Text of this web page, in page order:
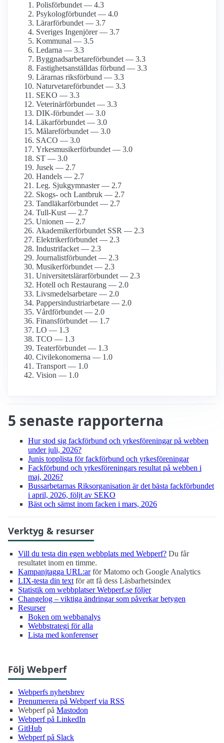
Polisförbundet — 4.3
Psykolog­förbundet — 4.0
Lärarförbundet — 3.7
Sveriges Ingenjörer — 3.7
Kommunal — 3.5
Ledarna — 3.3
Byggnadsarbetare­förbundet — 3.3
Fastighets­anställdas förbund — 3.3
Lärarnas riksförbund — 3.3
Naturvetare­förbundet — 3.3
SEKO — 3.3
Veterinärförbundet — 3.3
DIK-förbundet — 3.0
Läkarförbundet — 3.0
Målare­förbundet — 3.0
SACO — 3.0
Yrkesmusiker­förbundet — 3.0
ST — 3.0
Jusek — 2.7
Handels — 2.7
Leg. Sjukgymnaster — 2.7
Skogs- och Lantbruk — 2.7
Tandläkar­förbundet — 2.7
Tull-Kust — 2.7
Unionen — 2.7
Akademiker­förbundet SSR — 2.3
Elektriker­förbundet — 2.3
Industrifacket — 2.3
Journalist­förbundet — 2.3
Musiker­förbundet — 2.3
Universitetslärar­förbundet — 2.3
Hotell och Restaurang — 2.0
Livsmedels­arbetare — 2.0
Pappersindustri­arbetare — 2.0
Vårdförbundet — 2.0
Finans­förbundet — 1.7
LO — 1.3
TCO — 1.3
Teater­förbundet — 1.3
Civil­ekonomerna — 1.0
Transport — 1.0
Vision — 1.0
5 senaste rapporterna
Hur stod sig fackförbund och yrkesföreningar på webben
under juli, 2026?
Junis topplista för fackförbund och yrkesföreningar
Fackförbund och yrkesföreningars resultat på webben i
maj, 2026?
Bussarbetarnas Riksorganisation är det bästa fackförbundet
i april, 2026, följt av SEKO
Bäst och sämst inom facken i mars, 2026
Verktyg & resurser
Vill du testa din egen webbplats med Webperf? Du får
resultatet inom en timme.
Kampanjtagga URL:arför Matomo och Google Analytics
LIX-testa din text för att få dess Läsbarhetsindex
Statistik om webbplatser Webperf.se följer
Changelog – viktiga ändringar som påverkar betygen
Resurser
Boken om webbanalys
Webbstrategi för alla
Lista med konferenser
Följ Webperf
Webperfs nyhetsbrev
Prenumerera på Webperf via RSS
Webperf på Mastodon
Webperf på LinkedIn
GitHub
Webperf på Slack